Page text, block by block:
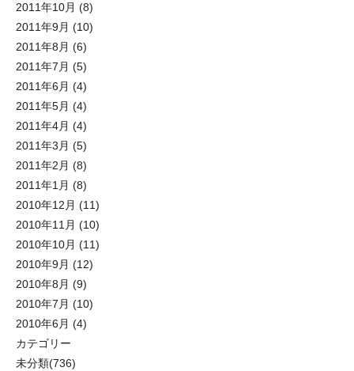
2011年10月 (8)
2011年9月 (10)
2011年8月 (6)
2011年7月 (5)
2011年6月 (4)
2011年5月 (4)
2011年4月 (4)
2011年3月 (5)
2011年2月 (8)
2011年1月 (8)
2010年12月 (11)
2010年11月 (10)
2010年10月 (11)
2010年9月 (12)
2010年8月 (9)
2010年7月 (10)
2010年6月 (4)
カテゴリー
未分類(736)